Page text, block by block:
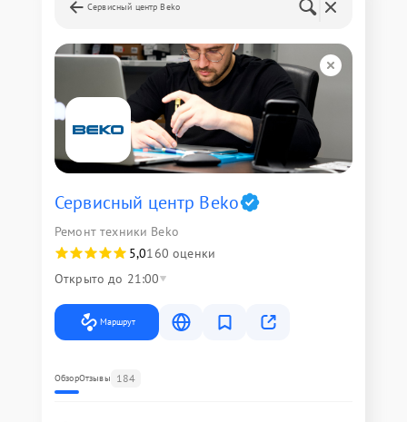
Сервисный центр Beko
Сервисный центр Beko
Ремонт техники Beko
5,0160 оценки
Открыто до 21:00
Маршрут
ОбзорОтзывы 184